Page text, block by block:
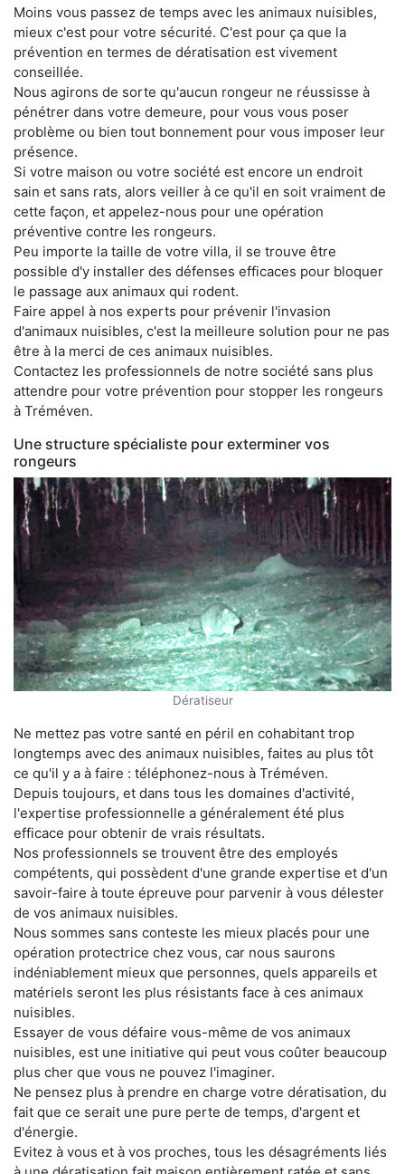
Moins vous passez de temps avec les animaux nuisibles,
mieux c'est pour votre sécurité. C'est pour ça que la
prévention en termes de dératisation est vivement
conseillée.
Nous agirons de sorte qu'aucun rongeur ne réussisse à
pénétrer dans votre demeure, pour vous vous poser
problème ou bien tout bonnement pour vous imposer leur
présence.
Si votre maison ou votre société est encore un endroit
sain et sans rats, alors veiller à ce qu'il en soit vraiment de
cette façon, et appelez-nous pour une opération
préventive contre les rongeurs.
Peu importe la taille de votre villa, il se trouve être
possible d'y installer des défenses efficaces pour bloquer
le passage aux animaux qui rodent.
Faire appel à nos experts pour prévenir l'invasion
d'animaux nuisibles, c'est la meilleure solution pour ne pas
être à la merci de ces animaux nuisibles.
Contactez les professionnels de notre société sans plus
attendre pour votre prévention pour stopper les rongeurs
à Tréméven.
Une structure spécialiste pour exterminer vos
rongeurs
Dératiseur
Ne mettez pas votre santé en péril en cohabitant trop
longtemps avec des animaux nuisibles, faites au plus tôt
ce qu'il y a à faire : téléphonez-nous à Tréméven.
Depuis toujours, et dans tous les domaines d'activité,
l'expertise professionnelle a généralement été plus
efficace pour obtenir de vrais résultats.
Nos professionnels se trouvent être des employés
compétents, qui possèdent d'une grande expertise et d'un
savoir-faire à toute épreuve pour parvenir à vous délester
de vos animaux nuisibles.
Nous sommes sans conteste les mieux placés pour une
opération protectrice chez vous, car nous saurons
indéniablement mieux que personnes, quels appareils et
matériels seront les plus résistants face à ces animaux
nuisibles.
Essayer de vous défaire vous-même de vos animaux
nuisibles, est une initiative qui peut vous coûter beaucoup
plus cher que vous ne pouvez l'imaginer.
Ne pensez plus à prendre en charge votre dératisation, du
fait que ce serait une pure perte de temps, d'argent et
d'énergie.
Evitez à vous et à vos proches, tous les désagréments liés